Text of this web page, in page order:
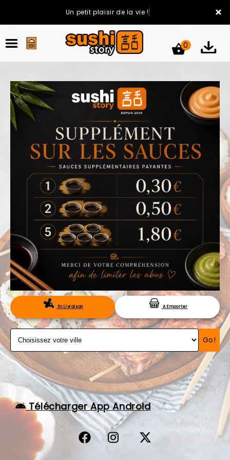
×
Un petit plaisir de la vie !
ACCUEIL
LA CARTE
VOTRE COMPTE
NOTRE RESTAURANT
VOS AVIS
MENTIONS LÉGALES
C.G.V
RÉSERVATION
0
En Livraison A Emporter
Go!
Télécharger App Android